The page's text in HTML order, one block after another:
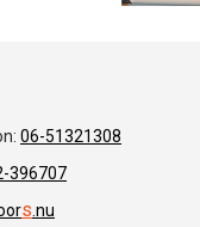
06-51321308
396707
s nu